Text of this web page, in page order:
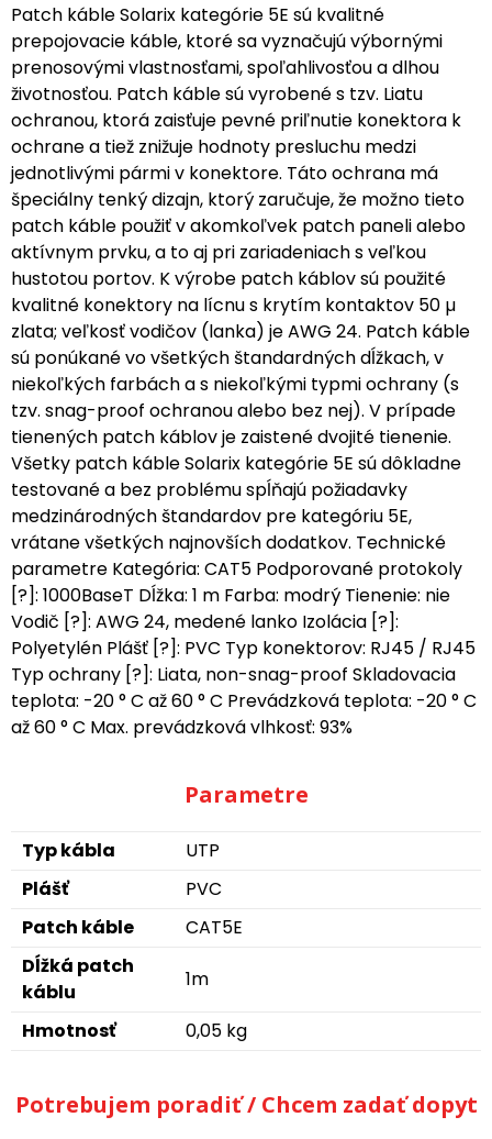
Patch káble Solarix kategórie 5E sú kvalitné
prepojovacie káble, ktoré sa vyznačujú výbornými
prenosovými vlastnosťami, spoľahlivosťou a dlhou
životnosťou. Patch káble sú vyrobené s tzv. Liatu
ochranou, ktorá zaisťuje pevné priľnutie konektora k
ochrane a tiež znižuje hodnoty presluchu medzi
jednotlivými pármi v konektore. Táto ochrana má
špeciálny tenký dizajn, ktorý zaručuje, že možno tieto
patch káble použiť v akomkoľvek patch paneli alebo
aktívnym prvku, a to aj pri zariadeniach s veľkou
hustotou portov. K výrobe patch káblov sú použité
kvalitné konektory na lícnu s krytím kontaktov 50 µ
zlata; veľkosť vodičov (lanka) je AWG 24. Patch káble
sú ponúkané vo všetkých štandardných dĺžkach, v
niekoľkých farbách a s niekoľkými typmi ochrany (s
tzv. snag-proof ochranou alebo bez nej). V prípade
tienených patch káblov je zaistené dvojité tienenie.
Všetky patch káble Solarix kategórie 5E sú dôkladne
testované a bez problému spĺňajú požiadavky
medzinárodných štandardov pre kategóriu 5E,
vrátane všetkých najnovších dodatkov. Technické
parametre Kategória: CAT5 Podporované protokoly
[?]: 1000BaseT Dĺžka: 1 m Farba: modrý Tienenie: nie
Vodič [?]: AWG 24, medené lanko Izolácia [?]:
Polyetylén Plášť [?]: PVC Typ konektorov: RJ45 / RJ45
Typ ochrany [?]: Liata, non-snag-proof Skladovacia
teplota: -20 ° C až 60 ° C Prevádzková teplota: -20 ° C
až 60 ° C Max. prevádzková vlhkosť: 93%
Parametre
Typ kábla
UTP
Plášť
PVC
Patch káble
CAT5E
Dĺžká patch
káblu
1m
Hmotnosť 0,05 kg
Potrebujem poradiť / Chcem zadať dopyt